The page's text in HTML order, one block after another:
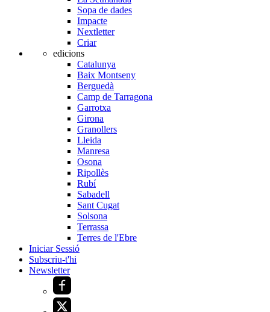
Sopa de dades
Impacte
Nextletter
Criar
edicions
Catalunya
Baix Montseny
Berguedà
Camp de Tarragona
Garrotxa
Girona
Granollers
Lleida
Manresa
Osona
Ripollès
Rubí
Sabadell
Sant Cugat
Solsona
Terrassa
Terres de l'Ebre
Iniciar Sessió
Subscriu-t'hi
Newsletter